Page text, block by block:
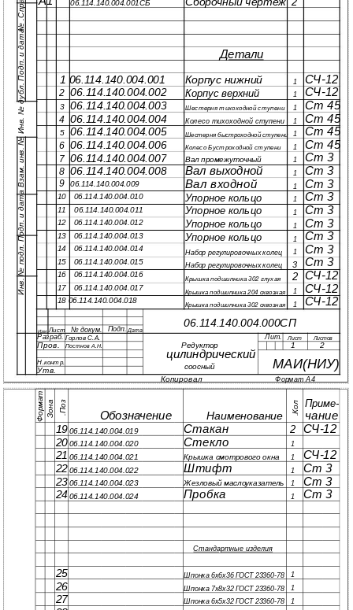
С
п
р
а
в
.
№
Инв. № подл. Подп. и дата Взам. инв. № Инв. № дубл. Подп. и дата
06.114.140.004.001СБ
1 06.114.140.004.001
2 06.114.140.004.002
3 06.114.140.004.003
4 06.114.140.004.004
5 06.114.140.004.005
6 06.114.140.004.006
7 06.114.140.004.007
8 06.114.140.004.008
9
06.114.140.004.009
10 06.114.140.004.010
11 06.114.140.004.011
12 06.114.140.004.012
13 06.114.140.004.013
14 06.114.140.004.014
15 06.114.140.004.015
16 06.114.140.004.016
17 06.114.140.004.017
18 06.114.140.004.018
Изм.Лист № докум. Подп. Дата
Разраб. Горлов С.А.
Пров. Постнов А.Н.
Н.контр.
Утв.
Детали
Корпус нижний
1 СЧ-12
Корпус верхний 1 СЧ-12
Шестерня тихоходной ступени 1 Ст 45
Колесо тихоходной ступени 1 Ст 45
Шестерня быстроходной ступени 1 Ст 45
Колесо Бустроходной ступени 1 Ст 45
Вал промежуточный 1 Ст 3
Вал выходной 1
Ст 3
Вал входной
1 Ст 3
Упорное кольцо 1 Ст 3
Упорное кольцо 1 Ст 3
Упорное кольцо 1 Ст 3
Упорное кольцо 1 Ст 3
Набор регулировочных колец 1 Ст 3
Набор регулировочных колец 3 Ст 3
Крышка подшипника 302 глухая 2 СЧ-12
Крышка подшипника 204 сквозная 1 СЧ-12
Крышка подшипника 302 сквозная 1 СЧ-12
06.114.140.004.000СП
Редуктор
Лит. Лист Листов
1 2
цилиндрический
МАИ(НИУ)
соосный
Копировал Формат A4
ФорматЗона з
.
Обозначение Наименование
л
. Приме-
чание
1906.114.140.004.019 Стакан 2 СЧ-12
2006.114.140.004.020 Стекло 1
21 06.114.140.004.021 Крышка смотрового окна 1 СЧ-12
2206.114.140.004.022 Штифт 1 Ст 3
2306.114.140.004.023 Жезловый маслоуказатель 1 Ст 3
2406.114.140.004.024 Пробка 1 Ст 3
Стандартные изделия
25 Шпонка 6х6х36 ГОСТ 23360-78 1
26 Шпонка 7х8х32 ГОСТ 23360-78 1
27 Шпонка 6х5х32 ГОСТ 23360-78 1